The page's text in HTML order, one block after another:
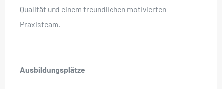
Qualität und einem freundlichen motivierten
Praxisteam.
Ausbildungsplätze